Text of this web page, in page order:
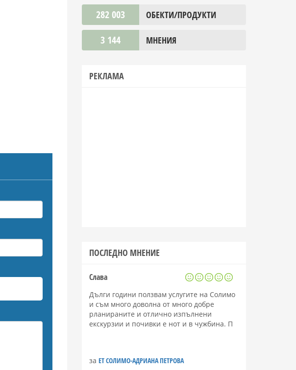
282 003 ОБЕКТИ/ПРОДУКТИ
3 144 МНЕНИЯ
РЕКЛАМА
ПОСЛЕДНО МНЕНИЕ
Слава
Дълги години ползвам услугите на Солимо
и съм много доволна от много добре
рланираните и отлично изпълнени
екскурзии и почивки е нот и в чужбина. П
заЕТ СОЛИМО-АДРИАНА ПЕТРОВА